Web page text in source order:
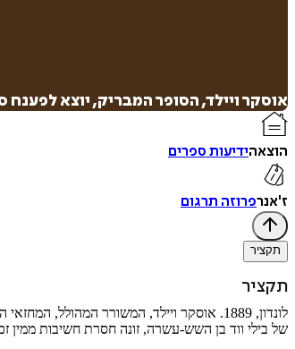
אוסקר ויילד, הסופר המבריק, יוצא לפענח
הוצאהידיעות ספרים
ז'אנרפרוזה תרגום
תקציר
תקציר
לונדון, 1889. אוסקר ויילד, המשורר
של בילי ווד בן השש-עשרה, זונה חסרת חשיבות ממין